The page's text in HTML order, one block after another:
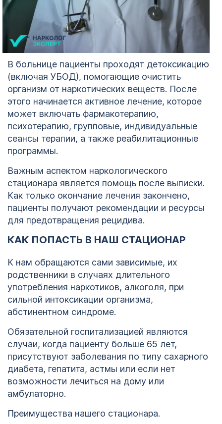
В больнице пациенты проходят детоксикацию
(включая УБОД), помогающие очистить
организм от наркотических веществ. После
этого начинается активное лечение, которое
может включать фармакотерапию,
психотерапию, групповые, индивидуальные
сеансы терапии, а также реабилитационные
программы.
Важным аспектом наркологического
стационара является помощь после выписки.
Как только окончание лечения закончено,
пациенты получают рекомендации и ресурсы
для предотвращения рецидива.
КАК ПОПАСТЬ В НАШ СТАЦИОНАР
К нам обращаются сами зависимые, их
родственники в случаях длительного
употребления наркотиков, алкоголя, при
сильной интоксикации организма,
абстинентном синдроме.
Обязательной госпитализацией являются
случаи, когда пациенту больше 65 лет,
присутствуют заболевания по типу сахарного
диабета, гепатита, астмы или если нет
возможности лечиться на дому или
амбулаторно.
Преимущества нашего стационара.